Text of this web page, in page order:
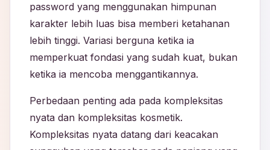
password yang menggunakan himpunan
karakter lebih luas bisa memberi ketahanan
lebih tinggi. Variasi berguna ketika ia
memperkuat fondasi yang sudah kuat, bukan
ketika ia mencoba menggantikannya.
Perbedaan penting ada pada kompleksitas
nyata dan kompleksitas kosmetik.
Kompleksitas nyata datang dari keacakan